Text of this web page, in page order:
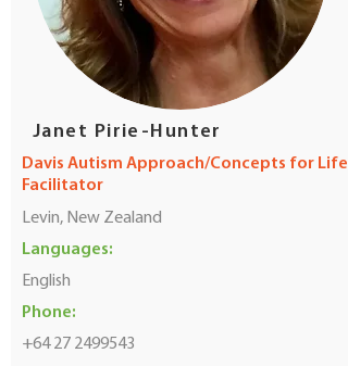
Janet Pirie-Hunter
Davis Autism Approach/Concepts for Life
Facilitator
Levin, New Zealand
Languages:
English
Phone:
+64 27 2499543